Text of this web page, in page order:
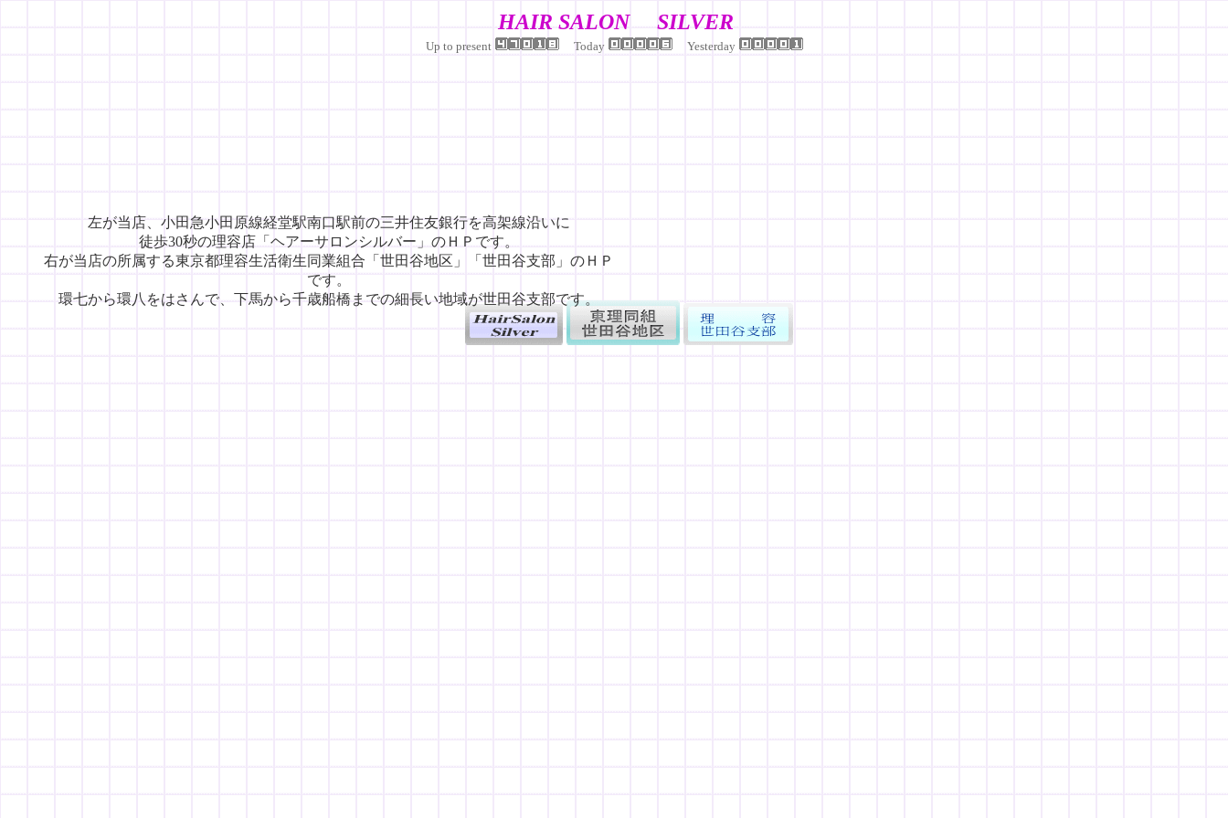
左が当店、小田急小田原線経堂駅南口駅前の三井住友銀行を高架線沿いに
徒歩30秒の理容店「ヘアーサロンシルバー」のＨＰです。
右が当店の所属する東京都理容生活衛生同業組合「世田谷地区」「世田谷支部」のＨＰ
です。
環七から環八をはさんで、下馬から千歳船橋までの細長い地域が世田谷支部です。
HAIR SALON SILVER
Up to present Today Yesterday